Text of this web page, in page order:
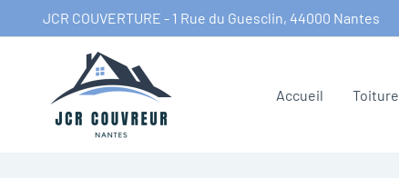
JCR COUVERTURE - 1 Rue du Guesclin, 44000 Nantes
Accueil Toiture